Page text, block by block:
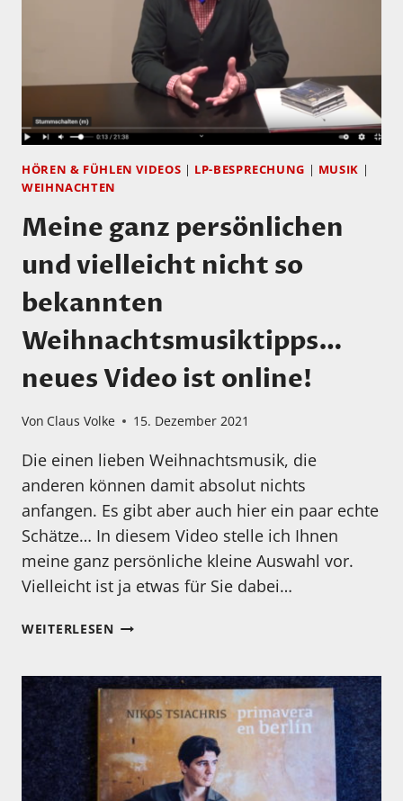
UND
VIDEOS
ZUM
FEST…
HÖREN & FÜHLEN VIDEOS LP-BESPRECHUNG MUSIK
WEIHNACHTEN
Meine ganz persönlichen
und vielleicht nicht so
bekannten
Weihnachtsmusiktipps…
neues Video ist online!
Von Claus Volke 15. Dezember 2021
Die einen lieben Weihnachtsmusik, die
anderen können damit absolut nichts
anfangen. Es gibt aber auch hier ein paar echte
Schätze… In diesem Video stelle ich Ihnen
meine ganz persönliche kleine Auswahl vor.
Vielleicht ist ja etwas für Sie dabei…
WEITERLESENMEINE
UND
VIELLEICHT
NICHT
SO
BEKANNTEN
WEIHNACHTSMUSIKTIPPS…